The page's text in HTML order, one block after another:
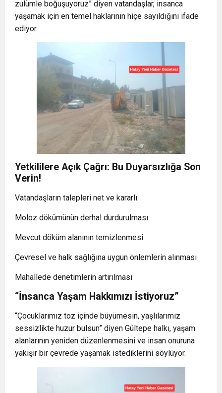
zulümle boğuşuyoruz” diyen vatandaşlar, insanca
yaşamak için en temel haklarının hiçe sayıldığını ifade
ediyor.
Yetkililere Açık Çağrı: Bu Duyarsızlığa Son
Verin!
Vatandaşların talepleri net ve kararlı:
Moloz dökümünün derhal durdurulması
Mevcut döküm alanının temizlenmesi
Çevresel ve halk sağlığına uygun önlemlerin alınması
Mahallede denetimlerin artırılması
“İnsanca Yaşam Hakkımızı İstiyoruz”
“Çocuklarımız toz içinde büyümesin, yaşlılarımız
sessizlikte huzur bulsun” diyen Gültepe halkı, yaşam
alanlarının yeniden düzenlenmesini ve insan onuruna
yakışır bir çevrede yaşamak istediklerini söylüyor.